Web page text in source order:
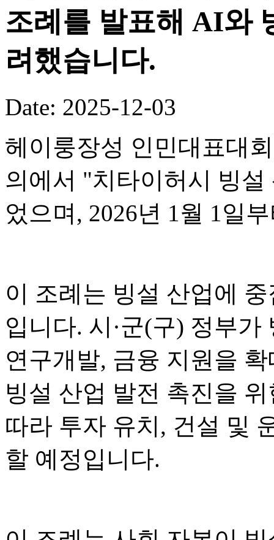
조례를 발표해 AI와
려했습니다.
Date: 2025-12-03
헤이룽장성 인민대표대
의에서 "치타이허시 빙
었으며, 2026년 1월 1일
이 조례는 빙설 산업에
입니다. 시·군(구) 정부
연구개발, 금융 지원을
빙설 산업 발전 촉진을
따라 투자 유치, 건설 및
할 예정입니다.